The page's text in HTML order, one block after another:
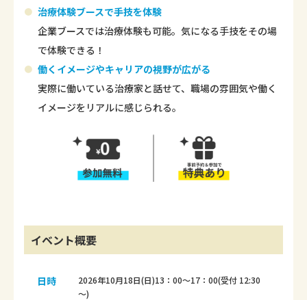
治療体験ブースで手技を体験
企業ブースでは治療体験も可能。気になる手技をその場
で体験できる！
働くイメージやキャリアの視野が広がる
実際に働いている治療家と話せて、職場の雰囲気や働く
イメージをリアルに感じられる。
イベント概要
日時
2026年10月18日(日)13：00～17：00(受付 12:30
～)